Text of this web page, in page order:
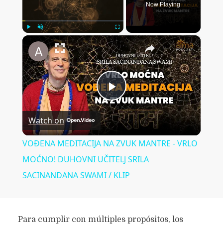
Unmute Fullscreen
Now Playing
×
Play
Video
VOĐENA MEDITACIJA NA ZVUK MANTRE -
Watch on
VOĐENA MEDITACIJA NA ZVUK MANTRE - VRLO
MOĆNO! DUHOVNI UČITELJ SRILA
SACINANDANA SWAMI / KLIP
Para cumplir con múltiples propósitos, los